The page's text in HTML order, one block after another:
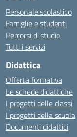
Personale scolastico
Famiglie e studenti
Percorsi di studio
Tutti i servizi
Didattica
Offerta formativa
Le schede didattiche
I progetti delle classi
I progetti della scuola
Documenti didattici